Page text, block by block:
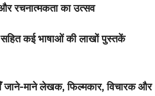
रचनात्मकता का उत्सव
कई भाषाओं की लाखों पुस्तकें
जाने-माने लेखक, फिल्मकार, विचारक और